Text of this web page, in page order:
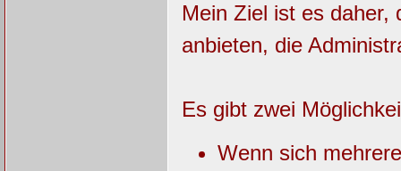
Mein Ziel ist es daher,
anbieten, die
Es gibt zwei
Wenn sich